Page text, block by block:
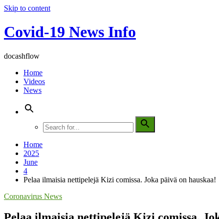
Skip to content
Covid-19 News Info
docashflow
Home
Videos
News
Home
2025
June
4
Pelaa ilmaisia ​​nettipelejä Kizi comissa. Joka päivä on hauskaa!
Coronavirus News